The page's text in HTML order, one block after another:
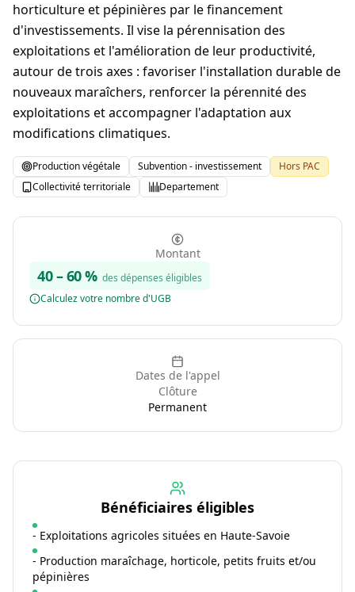
horticulture et pépinières par le financement
d'investissements. Il vise la pérennisation des
exploitations et l'amélioration de leur productivité,
autour de trois axes : favoriser l'installation durable de
nouveaux maraîchers, renforcer la pérennité des
exploitations et accompagner l'adaptation aux
modifications climatiques.
Production végétale Subvention - investissement
Hors PAC
Collectivité territoriale
Departement
Montant
40–60% des dépenses éligibles
Calculez votre nombre d'UGB
Dates de l'appel
Clôture
Permanent
Bénéficiaires éligibles
- Exploitations agricoles situées en Haute-Savoie
- Production maraîchage, horticole, petits fruits et/ou
pépinières